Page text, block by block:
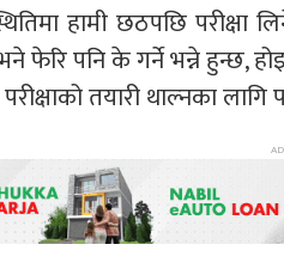
हामी छठपछि परीक्षा
फेरि पनि के गर्ने भन्ने हुन्छ,
तयारी थाल्नका लागि